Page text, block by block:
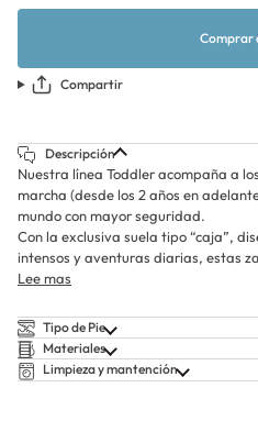
Comprar
Compartir
Descripción
Nuestra línea Toddler acompaña a
marcha (desde los 2 años en
mundo con mayor seguridad.
Con la exclusiva suela tipo “caja”,
intensos y aventuras diarias, estas
Lee mas
Tipo de Pie
Materiales
Limpieza y mantención